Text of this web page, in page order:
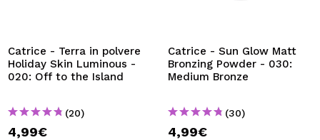
Catrice - Terra in polvere
Holiday Skin Luminous -
020: Off to the Island
(20)
4,99€
Catrice - Sun Glow Matt
Bronzing Powder - 030:
Medium Bronze
(30)
4,99€